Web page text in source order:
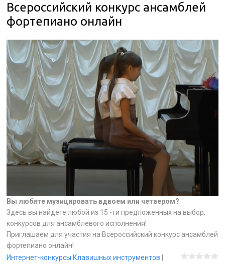
Всероссийский конкурс ансамблей
фортепиано онлайн
Вы любите музицировать вдвоем или четвером?
Здесь вы найдете любой из 15 -ти предложенных на выбор,
конкурсов для ансамблевого исполнения!
Приглашаем для участия на Всероссийский конкурс ансамблей
фортепиано онлайн!
Интернет-конкурсы Клавишных инструментов